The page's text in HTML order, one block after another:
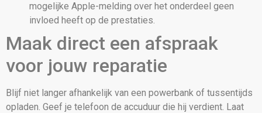
mogelijke Apple-melding over het onderdeel geen
invloed heeft op de prestaties.
Maak direct een afspraak
voor jouw reparatie
Blijf niet langer afhankelijk van een powerbank of tussentijds
opladen. Geef je telefoon de accuduur die hij verdient. Laat